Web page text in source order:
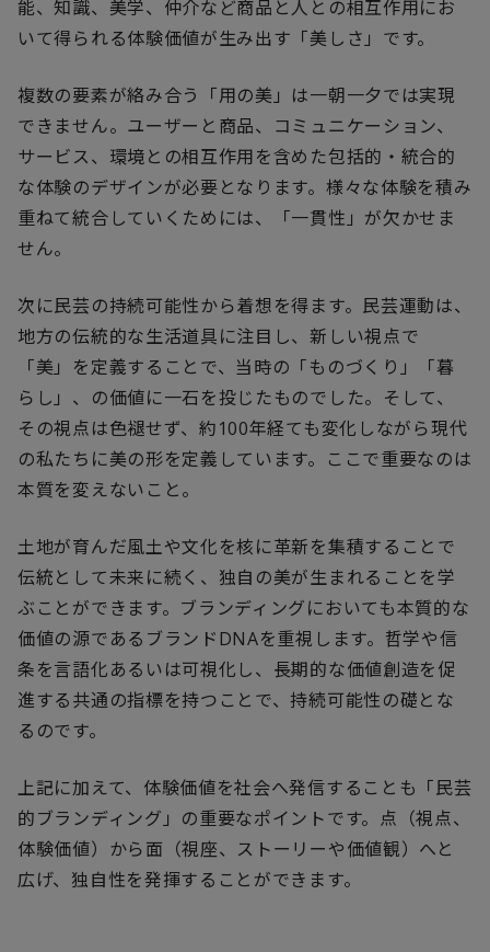
能、知識、美学、仲介など商品と人との相互作用にお
いて得られる体験価値が生み出す「美しさ」です。
複数の要素が絡み合う「用の美」は一朝一夕では実現
できません。ユーザーと商品、コミュニケーション、
サービス、環境との相互作用を含めた包括的・統合的
な体験のデザインが必要となります。様々な体験を積み
重ねて統合していくためには、「一貫性」が欠かせま
せん。
次に民芸の持続可能性から着想を得ます。民芸運動は、
地方の伝統的な生活道具に注目し、新しい視点で
「美」を定義することで、当時の「ものづくり」「暮
らし」、の価値に一石を投じたものでした。そして、
その視点は色褪せず、約100年経ても変化しながら現代
の私たちに美の形を定義しています。ここで重要なのは
本質を変えないこと。
土地が育んだ風土や文化を核に革新を集積することで
伝統として未来に続く、独自の美が生まれることを学
ぶことができます。ブランディングにおいても本質的な
価値の源であるブランドDNAを重視します。哲学や信
条を言語化あるいは可視化し、長期的な価値創造を促
進する共通の指標を持つことで、持続可能性の礎とな
るのです。
上記に加えて、体験価値を社会へ発信することも「民芸
的ブランディング」の重要なポイントです。点（視点、
体験価値）から面（視座、ストーリーや価値観）へと
広げ、独自性を発揮することができます。